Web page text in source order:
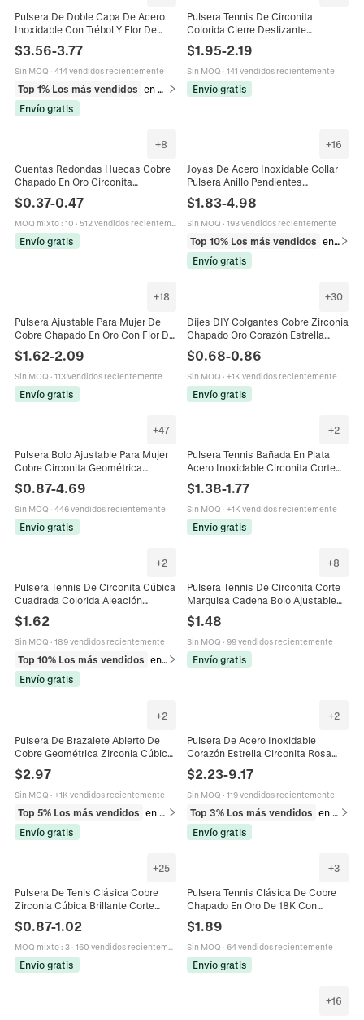
Pulsera De Doble Capa De Acero
Inoxidable Con Trébol Y Flor De
Circonita Y Perla Artificial Joyería
Elegante Para Mujer
$3.56-3.77
Sin MOQ · 414 vendidos recientemente
Top 1% Los más vendidos
en Pulseras
Envío gratis
Pulsera Tennis De Circonita
Colorida Cierre Deslizante
Ajustable Engaste De Garras Fila
Única Joyería Cobre Mujer
$1.95-2.19
Sin MOQ · 141 vendidos recientemente
Envío gratis
+8
Cuentas Redondas Huecas Cobre
Chapado En Oro Circonita
Espaciadoras Para Fabricación De
Joyas DIY Collares Pulseras
$0.37-0.47
MOQ mixto: 10 · 512 vendidos recientemente
Envío gratis
+16
Joyas De Acero Inoxidable Collar
Pulsera Anillo Pendientes
Impermeable Hipoalergénico Para
Mujeres Con Circonita
$1.83-4.98
Sin MOQ · 193 vendidos recientemente
Top 10% Los más vendidos
en Pulseras
Envío gratis
+18
Pulsera Ajustable Para Mujer De
Cobre Chapado En Oro Con Flor De
Joyería Elegante
$1.62-2.09
Sin MOQ · 113 vendidos recientemente
Envío gratis
+30
Dijes DIY Colgantes Cobre Zirconia
Chapado Oro Corazón Estrella
Fabricación Joyas Pulseras
Collares
$0.68-0.86
Sin MOQ · +1K vendidos recientemente
Envío gratis
+47
Pulsera Bolo Ajustable Para Mujer
Cobre Circonita Geométrica
Corazón Mariposa Joyería De Lujo
$0.87-4.69
Sin MOQ · 446 vendidos recientemente
Envío gratis
+2
Pulsera Tennis Bañada En Plata
Acero Inoxidable Circonita Corte
Redondo Cadena Ajustable
Colgante Corazón Joyas Mujer
$1.38-1.77
Sin MOQ · +1K vendidos recientemente
Envío gratis
+2
Pulsera Tennis De Circonita Cúbica
Cuadrada Colorida Aleación
Chapada En Oro De 18K Joyería De
Moda Para Mujeres
$1.62
Sin MOQ · 189 vendidos recientemente
Top 10% Los más vendidos
en Pulseras
Envío gratis
+8
Pulsera Tennis De Circonita Corte
Marquisa Cadena Bolo Ajustable
Joyería De Latón Chapado En Oro
Elegante Mujer
$1.48
Sin MOQ · 99 vendidos recientemente
Envío gratis
+2
Pulsera De Brazalete Abierto De
Cobre Geométrica Zirconia Cúbica
Gota Rectángulo Elegante Joyería
De Fiesta Para Mujeres
$2.97
Sin MOQ · +1K vendidos recientemente
Top 5% Los más vendidos
en Pulseras
Envío gratis
+2
Pulsera De Acero Inoxidable
Corazón Estrella Circonita Rosa
Joyería Impermeable Para Mujer
Estilo Retro Apilable
$2.23-9.17
Sin MOQ · 119 vendidos recientemente
Top 3% Los más vendidos
en Pulseras
Envío gratis
+25
Pulsera De Tenis Clásica Cobre
Zirconia Cúbica Brillante Corte
Cuadrado Redondo Joyería Hip Hop
Para Mujeres Hombres Unisex
$0.87-1.02
MOQ mixto: 3· 160 vendidos recientemente
Envío gratis
+3
Pulsera Tennis Clásica De Cobre
Chapado En Oro De 18K Con
Circonita Cúbica Redonda De
Colores Joyería Hip Hop Para Mujer
$1.89
Sin MOQ · 64 vendidos recientemente
Envío gratis
+16